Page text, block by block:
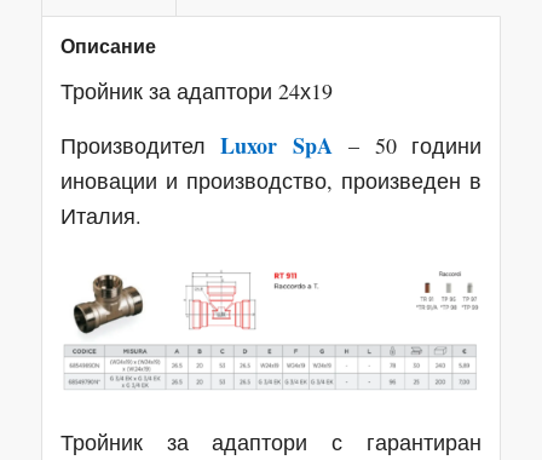
Описание
Тройник за адаптори 24х19
ПроизводителLuxor SpA – 50 години
иновации и производство, произведен в
Италия.
Тройник за адаптори с гарантиран